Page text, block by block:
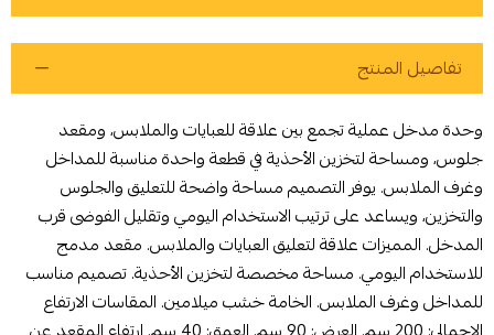
أوافق على سياسة الشراء
اطلب المنتج
تفاصيل المنتج
وحدة مدخل عملية تجمع بين علاقة للعبايات والملابس، ومقعد
جلوس، ومساحة لتخزين الأحذية في قطعة واحدة مناسبة للمداخل
وغرف الملابس. يوفر التصميم مساحة واضحة للتعليق والجلوس
والتخزين، ويساعد على ترتيب الاستخدام اليومي وتقليل الفوضى قرب
المدخل. المميزات علاقة لتعليق العبايات والملابس. مقعد مدمج
للاستخدام اليومي. مساحة مخصصة لتخزين الأحذية. تصميم مناسب
للمداخل وغرف الملابس. الخامة خشب ميلامين. المقاسات الارتفاع